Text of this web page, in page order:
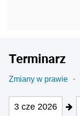
Terminarz
Zmiany w prawie
3 cze 2026